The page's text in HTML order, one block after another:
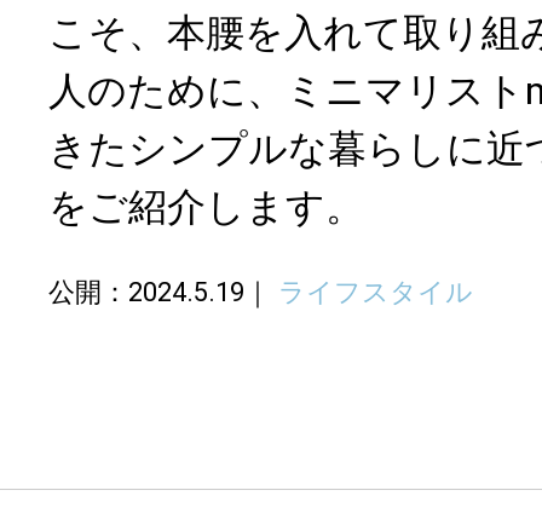
こそ、本腰を入れて取り組
人のために、ミニマリスト
きたシンプルな暮らしに近
をご紹介します。
公開：2024.5.19 ライフスタイル